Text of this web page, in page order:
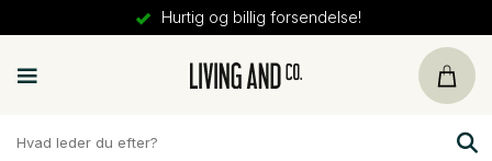
Hurtig og billig forsendelse!